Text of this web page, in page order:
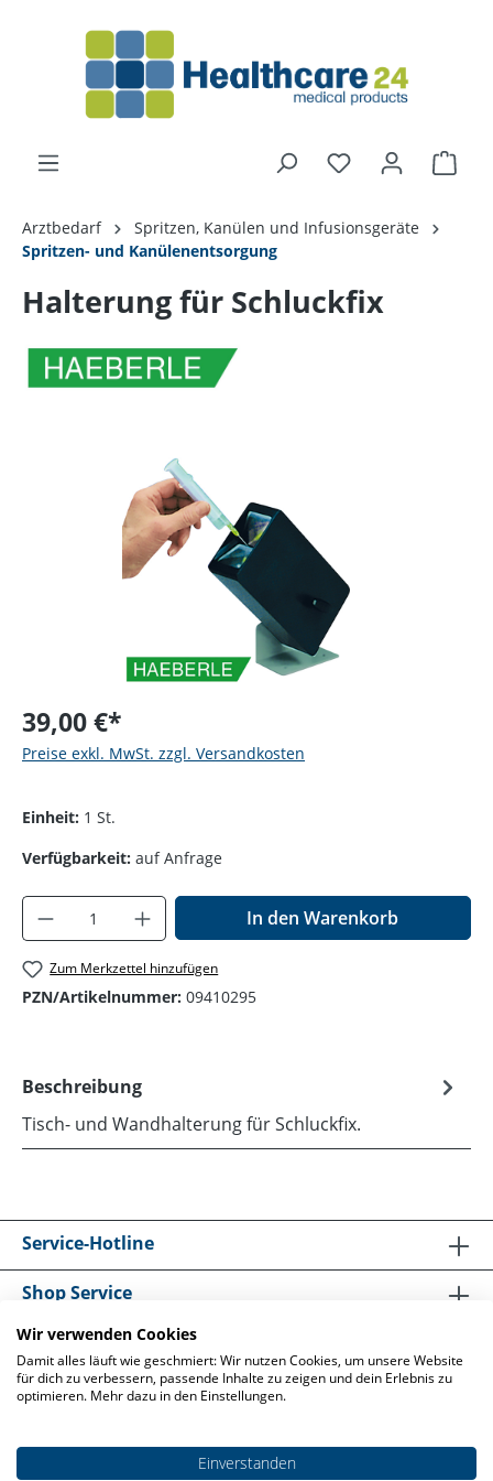
Arztbedarf
Spritzen, Kanülen und Infusionsgeräte
Spritzen- und Kanülenentsorgung
Halterung für Schluckfix
39,00 €*
Preise exkl. MwSt. zzgl. Versandkosten
Einheit: 1 St.
Verfügbarkeit: auf Anfrage
Produkt Anzahl: Gib den gewünschten
In den Warenkorb
Zum Merkzettel hinzufügen
PZN/Artikelnummer: 09410295
Beschreibung
Tisch- und Wandhalterung für Schluckfix.
Service-Hotline
Shop Service
Informationen
Wir verwenden Cookies
Damit alles läuft wie geschmiert: Wir nutzen Cookies, um unsere Website
für dich zu verbessern, passende Inhalte zu zeigen und dein Erlebnis zu
optimieren. Mehr dazu in den Einstellungen.
Einverstanden